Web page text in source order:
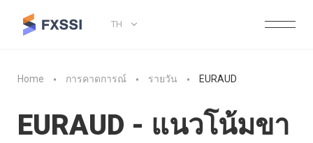
TH
Home การคาดการณ์ รายวัน EURAUD
EURAUD - แนวโน้มขา